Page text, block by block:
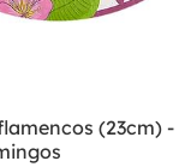
(23cm) -